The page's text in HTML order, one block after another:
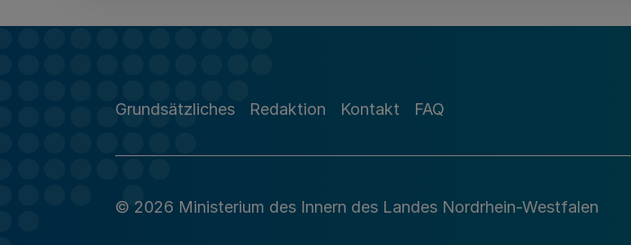
Grundsätzliches Redaktion Kontakt FAQ
© 2026 Ministerium des Innern des Landes Nordrhein-Westfalen